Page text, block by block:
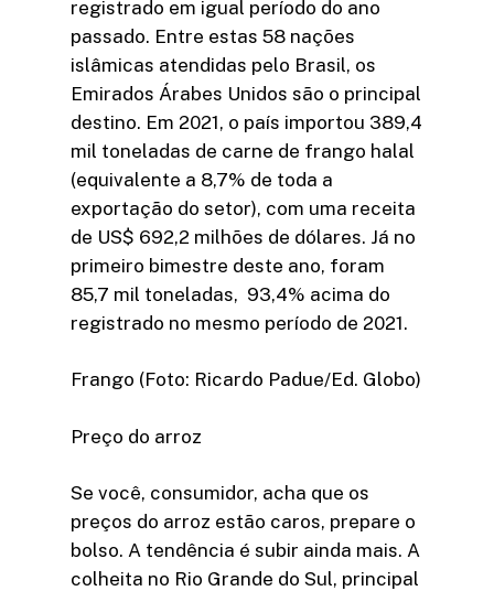
registrado em igual período do ano
passado. Entre estas 58 nações
islâmicas atendidas pelo Brasil, os
Emirados Árabes Unidos são o principal
destino. Em 2021, o país importou 389,4
mil toneladas de carne de frango halal
(equivalente a 8,7% de toda a
exportação do setor), com uma receita
de US$ 692,2 milhões de dólares. Já no
primeiro bimestre deste ano, foram
85,7 mil toneladas, 93,4% acima do
registrado no mesmo período de 2021.
Frango (Foto: Ricardo Padue/Ed. Globo)
Preço do arroz
Se você, consumidor, acha que os
preços do arroz estão caros, prepare o
bolso. A tendência é subir ainda mais. A
colheita no Rio Grande do Sul, principal